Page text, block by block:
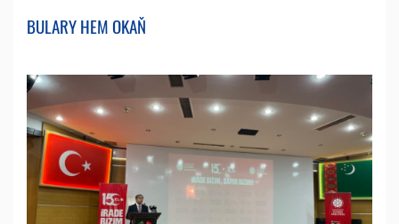
BULARY HEM OKAŇ